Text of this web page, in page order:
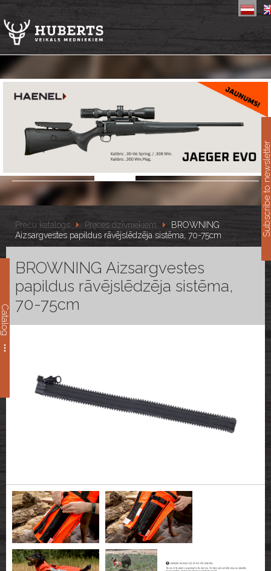
Catalog
Preču katalogs Preces dzīvniekiem
BROWNING
Aizsargvestes papildus rāvējslēdzēja sistēma, 70-75cm
BROWNING Aizsargvestes
papildus rāvējslēdzēja sistēma,
70-75cm
Subscribe